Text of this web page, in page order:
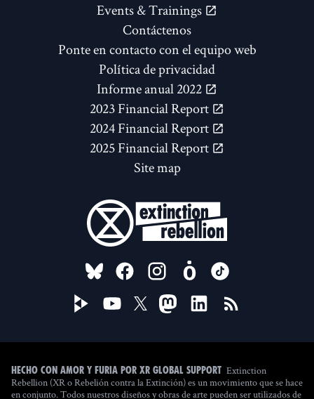
Events & Trainings
Contáctenos
Ponte en contacto con el equipo web
Política de privacidad
Informe anual 2022
2023 Financial Report
2024 Financial Report
2025 Financial Report
Site map
FOLLOW US ON
Hecho con amor y furia por XR Global Support Extinction
Rebellion (XR o Rebelión contra la Extinción) es un movimiento que se hace
en conjunto. Todos nuestros diseños y obras de arte pueden ser utilizados de